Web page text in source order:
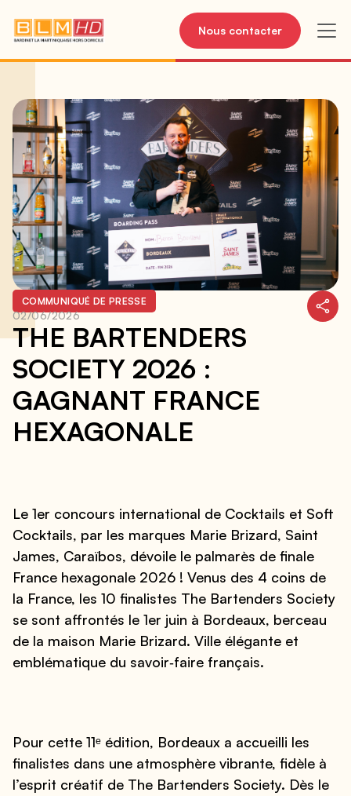
Nous contacter
COMMUNIQUÉ DE PRESSE
02/06/2026
THE BARTENDERS
SOCIETY 2026 :
GAGNANT FRANCE
HEXAGONALE
Le 1er concours international de Cocktails et Soft
Cocktails, par les marques Marie Brizard, Saint
James, Caraïbos, dévoile le palmarès de finale
France hexagonale 2026 ! Venus des 4 coins de
la France, les 10 finalistes The Bartenders Society
se sont affrontés le 1er juin à Bordeaux, berceau
de la maison Marie Brizard. Ville élégante et
emblématique du savoir‑faire français.
Pour cette 11ᵉ édition, Bordeaux a accueilli les
finalistes dans une atmosphère vibrante, fidèle à
l’esprit créatif de The Bartenders Society. Dès le